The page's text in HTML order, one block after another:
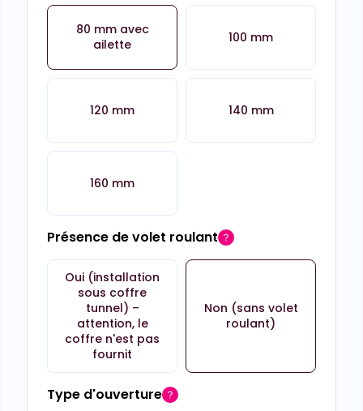
80 mm avec
ailette
100 mm
120 mm 140 mm
160 mm
Présence de volet roulant
Oui (installation
sous coffre
tunnel) –
attention, le
coffre n'est pas
fournit
Non (sans volet
roulant)
Type d'ouverture